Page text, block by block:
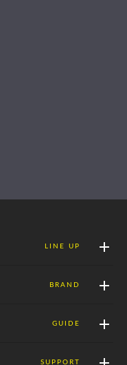
LINE UP
BRAND
GUIDE
SUPPORT